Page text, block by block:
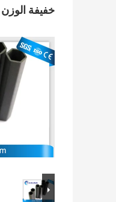
خفيفة الوزن 3 كيلو نسج عرافة أنبوب من ألياف الكربون العفن بالضغط